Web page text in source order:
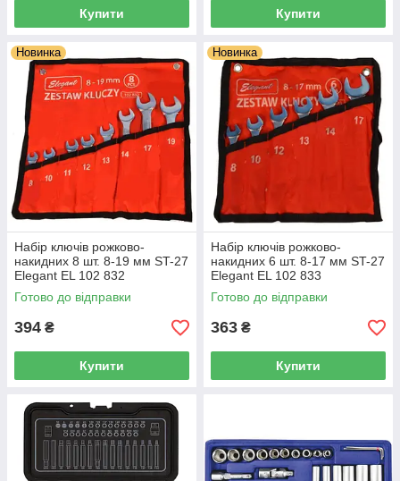
Купити Купити
Новинка
Набір ключів рожково-
накидних 8 шт. 8-19 мм ST-27
Elegant EL 102 832
Готово до відправки
394 ₴
Купити
Новинка
Набір ключів рожково-
накидних 6 шт. 8-17 мм ST-27
Elegant EL 102 833
Готово до відправки
363 ₴
Купити